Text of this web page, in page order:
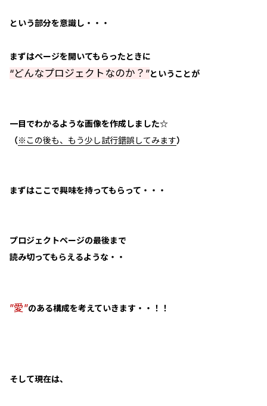
という部分を意識し・・・
まずはページを開いてもらったときに
“どんなプロジェクトなのか？”ということが
一目でわかるような画像を作成しました☆
（※この後も、もう少し試行錯誤してみます）
まずはここで興味を持ってもらって・・・
プロジェクトページの最後まで
読み切ってもらえるような・・
”愛”のある構成を考えていきます・・！！
そして現在は、